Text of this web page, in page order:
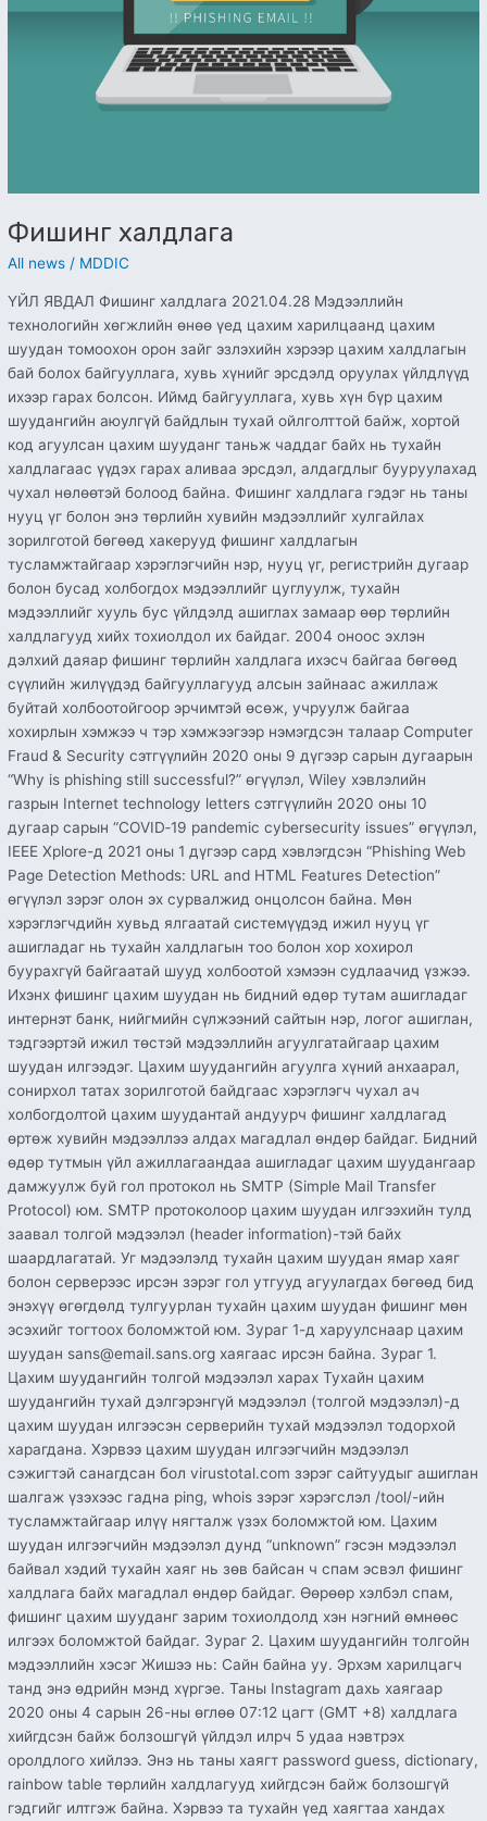
Фишинг халдлага
All news / MDDIC
ҮЙЛ ЯВДАЛ Фишинг халдлага 2021.04.28 Мэдээллийн
технологийн хөгжлийн өнөө үед цахим харилцаанд цахим
шуудан томоохон орон зайг эзлэхийн хэрээр цахим халдлагын
бай болох байгууллага, хувь хүнийг эрсдэлд оруулах үйлдлүүд
ихээр гарах болсон. Иймд байгууллага, хувь хүн бүр цахим
шуудангийн аюулгүй байдлын тухай ойлголттой байж, хортой
код агуулсан цахим шууданг таньж чаддаг байх нь тухайн
халдлагаас үүдэх гарах аливаа эрсдэл, алдагдлыг бууруулахад
чухал нөлөөтэй болоод байна. Фишинг халдлага гэдэг нь таны
нууц үг болон энэ төрлийн хувийн мэдээллийг хулгайлах
зорилготой бөгөөд хакерууд фишинг халдлагын
тусламжтайгаар хэрэглэгчийн нэр, нууц үг, регистрийн дугаар
болон бусад холбогдох мэдээллийг цуглуулж, тухайн
мэдээллийг хууль бус үйлдэлд ашиглах замаар өөр төрлийн
халдлагууд хийх тохиолдол их байдаг. 2004 оноос эхлэн
дэлхий даяар фишинг төрлийн халдлага ихэсч байгаа бөгөөд
сүүлийн жилүүдэд байгууллагууд алсын зайнаас ажиллаж
буйтай холбоотойгоор эрчимтэй өсөж, учруулж байгаа
хохирлын хэмжээ ч тэр хэмжээгээр нэмэгдсэн талаар Computer
Fraud & Security сэтгүүлийн 2020 оны 9 дүгээр сарын дугаарын
“Why is phishing still successful?” өгүүлэл, Wiley хэвлэлийн
газрын Internet technology letters сэтгүүлийн 2020 оны 10
дугаар сарын “COVID‐19 pandemic cybersecurity issues” өгүүлэл,
IEEE Xplore-д 2021 оны 1 дүгээр сард хэвлэгдсэн “Phishing Web
Page Detection Methods: URL and HTML Features Detection”
өгүүлэл зэрэг олон эх сурвалжид онцолсон байна. Мөн
хэрэглэгчдийн хувьд ялгаатай системүүдэд ижил нууц үг
ашигладаг нь тухайн халдлагын тоо болон хор хохирол
буурахгүй байгаатай шууд холбоотой хэмээн судлаачид үзжээ.
Ихэнх фишинг цахим шуудан нь бидний өдөр тутам ашигладаг
интернэт банк, нийгмийн сүлжээний сайтын нэр, логог ашиглан,
тэдгээртэй ижил төстэй мэдээллийн агуулгатайгаар цахим
шуудан илгээдэг. Цахим шуудангийн агуулга хүний анхаарал,
сонирхол татах зорилготой байдгаас хэрэглэгч чухал ач
холбогдолтой цахим шуудантай андуурч фишинг халдлагад
өртөж хувийн мэдээллээ алдах магадлал өндөр байдаг. Бидний
өдөр тутмын үйл ажиллагаандаа ашигладаг цахим шуудангаар
дамжуулж буй гол протокол нь SMTP (Simple Mail Transfer
Protocol) юм. SMTP протоколоор цахим шуудан илгээхийн тулд
заавал толгой мэдээлэл (header information)-тэй байх
шаардлагатай. Уг мэдээлэлд тухайн цахим шуудан ямар хаяг
болон серверээс ирсэн зэрэг гол утгууд агуулагдах бөгөөд бид
энэхүү өгөгдөлд тулгуурлан тухайн цахим шуудан фишинг мөн
эсэхийг тогтоох боломжтой юм. Зураг 1-д харуулснаар цахим
шуудан sans@email.sans.org хаягаас ирсэн байна. Зураг 1.
Цахим шуудангийн толгой мэдээлэл харах Тухайн цахим
шуудангийн тухай дэлгэрэнгүй мэдээлэл (толгой мэдээлэл)-д
цахим шуудан илгээсэн серверийн тухай мэдээлэл тодорхой
харагдана. Хэрвээ цахим шуудан илгээгчийн мэдээлэл
сэжигтэй санагдсан бол virustotal.com зэрэг сайтуудыг ашиглан
шалгаж үзэхээс гадна ping, whois зэрэг хэрэгслэл /tool/-ийн
тусламжтайгаар илүү нягталж үзэх боломжтой юм. Цахим
шуудан илгээгчийн мэдээлэл дунд “unknown” гэсэн мэдээлэл
байвал хэдий тухайн хаяг нь зөв байсан ч спам эсвэл фишинг
халдлага байх магадлал өндөр байдаг. Өөрөөр хэлбэл спам,
фишинг цахим шууданг зарим тохиолдолд хэн нэгний өмнөөс
илгээх боломжтой байдаг. Зураг 2. Цахим шуудангийн толгойн
мэдээллийн хэсэг Жишээ нь: Сайн байна уу. Эрхэм харилцагч
танд энэ өдрийн мэнд хүргэе. Таны Instagram дахь хаягаар
2020 оны 4 сарын 26-ны өглөө 07:12 цагт (GMT +8) халдлага
хийгдсэн байж болзошгүй үйлдэл илрч 5 удаа нэвтрэх
оролдлого хийлээ. Энэ нь таны хаягт password guess, dictionary,
rainbow table төрлийн халдлагууд хийгдсэн байж болзошгүй
гэдгийг илтгэж байна. Хэрвээ та тухайн үед хаягтаа хандах